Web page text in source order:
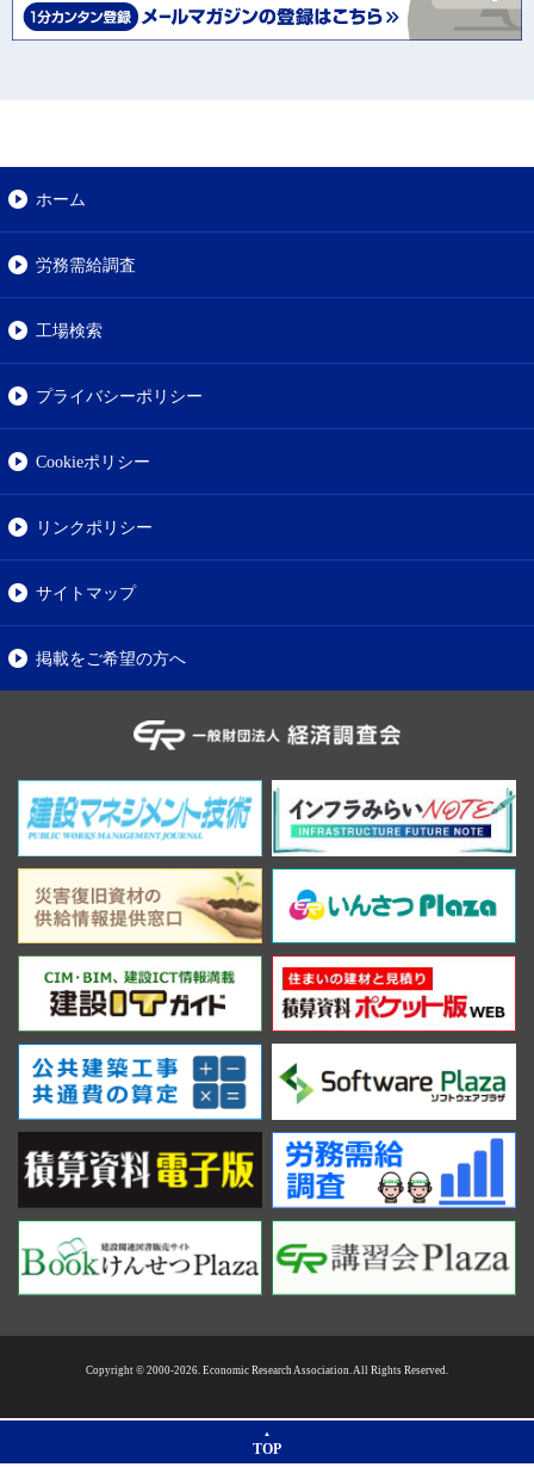
ホーム
労務需給調査
工場検索
プライバシーポリシー
Cookieポリシー
リンクポリシー
サイトマップ
掲載をご希望の方へ
Copyright © 2000-2026. Economic Research Association. All Rights Reserved.
TOP